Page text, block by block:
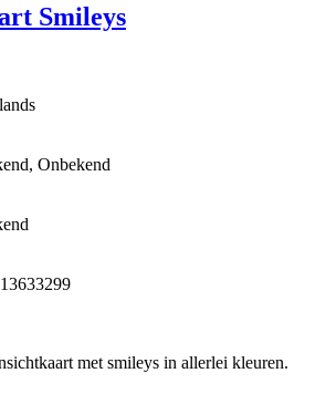
Smileys
Onbekend
met smileys in allerlei kleuren.